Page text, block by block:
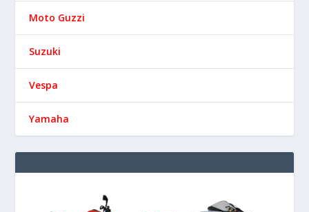
Moto Guzzi
Suzuki
Vespa
Yamaha